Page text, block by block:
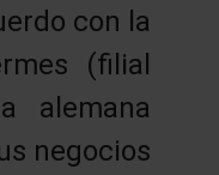
con la
(filial
alemana
negocios